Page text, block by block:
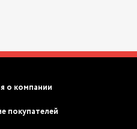
о компании
покупателей